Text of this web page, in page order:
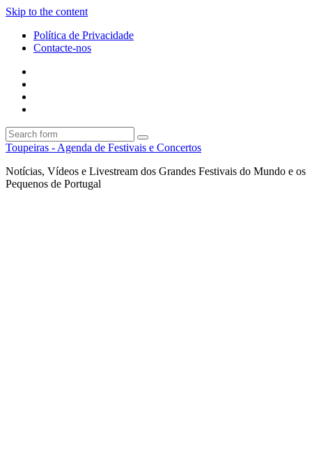
Skip to the content
Política de Privacidade
Contacte-nos
Search
Toupeiras - Agenda de Festivais e Concertos
Notícias, Vídeos e Livestream dos Grandes Festivais do Mundo e os
Pequenos de Portugal